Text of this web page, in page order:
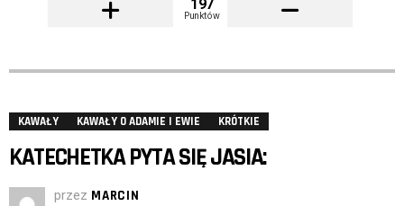
197
Punktów
KAWAŁY KAWAŁY O ADAMIE I EWIE KRÓTKIE
KATECHETKA PYTA SIĘ JASIA:
przez MARCIN